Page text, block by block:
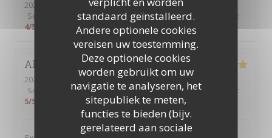
standaard geïnstalleerd.
Andere optionele cookies
vereisen uw toestemming.
Deze optionele cookies
worden gebruikt om uw
navigatie te analyseren, het
sitepubliek te meten,
functies te bieden (bijv.
gerelateerd aan sociale
2024-12-07
- 20:00 - Gasten 2
Service
Atmosfeer: 4/5 Keuken: 4/5 Kwaliteit / Prijs
:
4/5
Alexandre P
2024-12-07
- 20:00 - Gasten 8
Service
/5 Atmosfeer: 5/5 Keuken: 5/5 Kwaliteit / Prijs
:
5/5